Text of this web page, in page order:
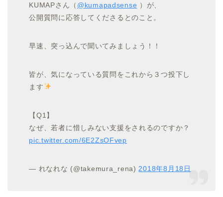
KUMAPさん（ @kumapadsense ）が、
公開質問に応答してくださるとのこと。
早速、突っ込んで聞いてみましょう！！
皆が、気になっている質問をこれから３つ投下し
ます
【Q1】
なぜ、若者に惜しみない支援をされるのですか？
pic.twitter.com/6E2ZsOFvep
— れなれな (@takemura_rena) 2018年8月18日